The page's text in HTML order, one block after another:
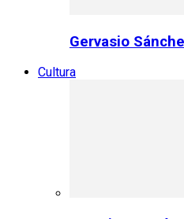
Gervasio
Cultura